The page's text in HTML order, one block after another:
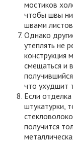
мостиков
чтобы швы
швами
Однако
утеплять не
конструкция
смещаться и
что ухудшит
Если
штукатурки,
получится